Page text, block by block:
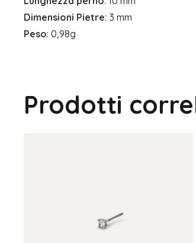
Dimensioni Pietre: 3 mm
Peso: 0,98g
Prodotti